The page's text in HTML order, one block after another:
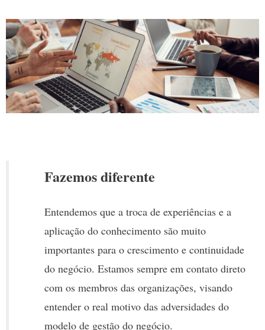
Fazemos diferente
Entendemos que a troca de experiências e a
aplicação do conhecimento são muito
importantes para o crescimento e continuidade
do negócio. Estamos sempre em contato direto
com os membros das organizações, visando
entender o real motivo das adversidades do
modelo de gestão do negócio.